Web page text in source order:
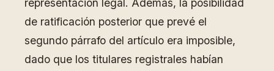
representación legal. Además, la posibilidad
de ratificación posterior que prevé el
segundo párrafo del artículo era imposible,
dado que los titulares registrales habían